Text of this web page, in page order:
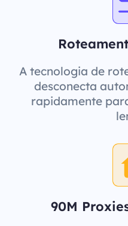
A tecnologia de
desconecta
rapidamente
90M